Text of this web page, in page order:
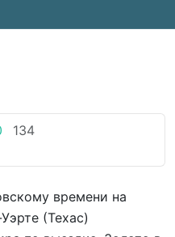
134
времени на
(Техас)